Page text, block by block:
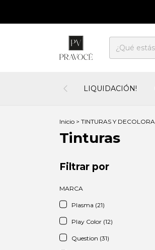
LIQUIDACIÓN!
Inicio > TINTURAS Y
Tinturas
Filtrar por
MARCA
Plasma (21)
Play Color (12)
Question (31)